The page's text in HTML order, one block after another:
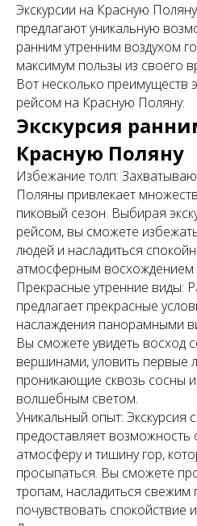
Экскурсии на Красную
предлагают уникальную
ранним утренним воздухом
максимум пользы из своего
Вот несколько преимуществ
рейсом на Красную Поляну:
Экскурсия
Красную Поляну
Избежание толп:
Поляны привлекает
пиковый сезон. Выбирая
рейсом, вы сможете
людей и насладиться
атмосферным восхождением
Прекрасные утренние виды:
предлагает прекрасные
наслаждения панорамными
Вы сможете увидеть восход
вершинами, уловить первые
проникающие сквозь сосны
волшебным светом.
Уникальный опыт:
предоставляет
атмосферу и тишину гор,
просыпаться. Вы сможете
тропам, насладиться свежим
почувствовать спокойствие